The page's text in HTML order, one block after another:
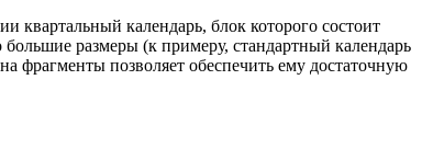
квартальный календарь, блок которого состоит
размеры (к примеру, стандартный календарь
фрагменты позволяет обеспечить ему достаточную